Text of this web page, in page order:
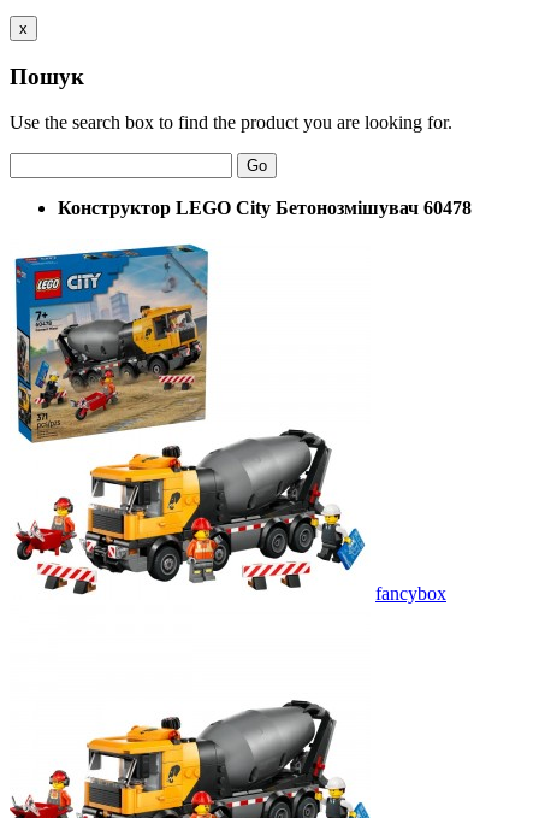
x
Пошук
Use the search box to find the product you are looking for.
Go
Конструктор LEGO City Бетонозмішувач 60478
fancybox